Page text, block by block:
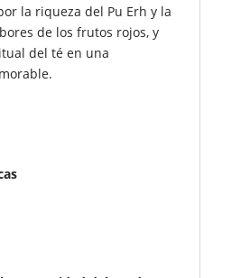
la riqueza del Pu Erh y la
de los frutos rojos, y
del té en una